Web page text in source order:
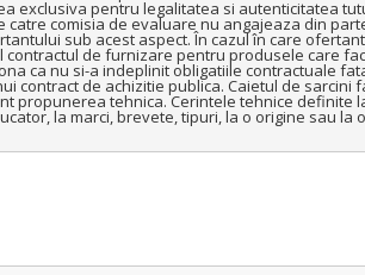
pentru legalitatea si autenticitatea
comisia de evaluare nu angajeaza din
sub acest aspect. În cazul în care
de furnizare pentru produsele care
ca nu si-a indeplinit obligatiile contractuale
contract de achizitie publica. Caietul de
propunerea tehnica. Cerintele tehnice
la marci, brevete, tipuri, la o origine sau